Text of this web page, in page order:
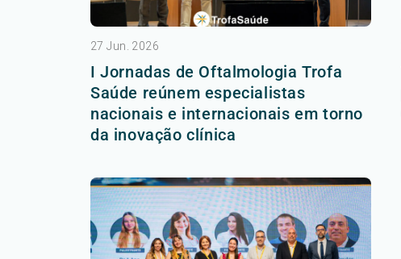
27 Jun. 2026
I Jornadas de Oftalmologia Trofa
Saúde reúnem especialistas
nacionais e internacionais em torno
da inovação clínica